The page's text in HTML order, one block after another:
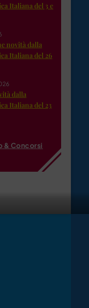
Italiana del 3 e
novità dalla
Italiana del 26
dalla
Italiana del 23
& Concorsi